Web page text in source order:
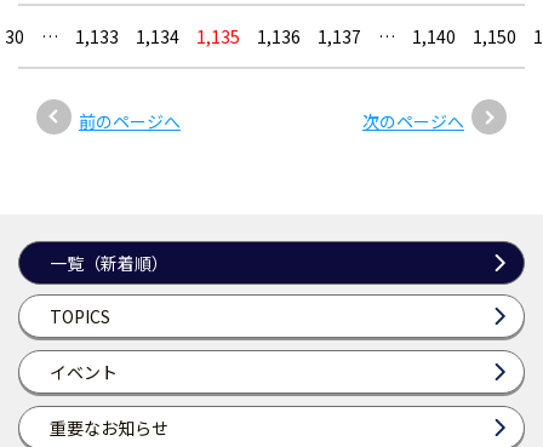
一覧（新着順）
TOPICS
イベント
重要なお知らせ
前のページへ
30 … 1,133 1,134 1,135 1,136 1,137 … 1,140 1,150
次のページへ